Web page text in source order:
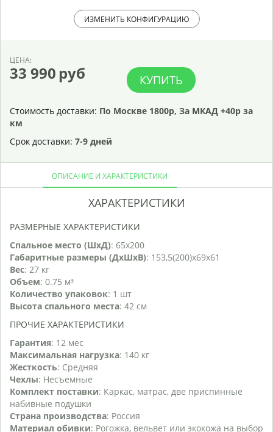
ИЗМЕНИТЬ КОНФИГУРАЦИЮ
ЦЕНА:
33 990 руб КУПИТЬ
Стоимость доставки: По Москве 1800р, За МКАД +40р за
км
Срок доставки: 7-9 дней
ОПИСАНИЕ И ХАРАКТЕРИСТИКИ
ХАРАКТЕРИСТИКИ
РАЗМЕРНЫЕ ХАРАКТЕРИСТИКИ
Спальное место (ШхД): 65х200
Габаритные размеры (ДхШхВ): 153,5(200)х69х61
Вес: 27 кг
Объем: 0.75 м³
Количество упаковок: 1 шт
Высота спального места: 42 см
ПРОЧИЕ ХАРАКТЕРИСТИКИ
Гарантия: 12 мес
Максимальная нагрузка: 140 кг
Жесткость: Средняя
Чехлы: Несъемные
Комплект поставки: Каркас, матрас, две приспинные
набивные подушки
Страна производства: Россия
Материал обивки: Рогожка, вельвет или экокожа на выбор